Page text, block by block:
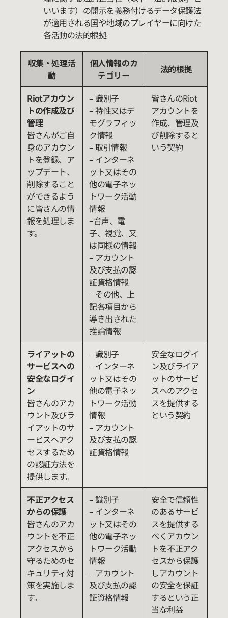
いいます）の開示を義務付けるデータ保護法
が適用される国や地域のプレイヤーに向けた
各活動の法的根拠
収集・処理活
動
個人情報のカ
テゴリー
法的根拠
Riotアカウン
トの作成及び
管理
皆さんがご自
身のアカウン
トを登録、ア
ップデート、
削除すること
ができるよう
に皆さんの情
報を処理しま
す。
– 識別子
– 特性又はデ
モグラフィッ
ク情報
– 取引情報
– インターネ
ット又はその
他の電子ネッ
トワーク活動
情報
–音声、電
子、視覚、又
は同様の情報
– アカウント
及び支払の認
証資格情報
– その他、上
記各項目から
導き出された
推論情報
皆さんのRiot
アカウントを
作成、管理及
び削除すると
いう契約
ライアットの
サービスへの
安全なログイ
ン
皆さんのアカ
ウント及びラ
イアットのサ
ービスへアク
セスするため
の認証方法を
提供します。
– 識別子
– インターネ
ット又はその
他の電子ネッ
トワーク活動
情報
– アカウント
及び支払の認
証資格情報
安全なログイ
ン及びライア
ットのサービ
スへのアクセ
スを提供する
という契約
不正アクセス
からの保護
皆さんのアカ
ウントを不正
アクセスから
守るためのセ
キュリティ対
策を実施しま
す。
– 識別子
– インターネ
ット又はその
他の電子ネッ
トワーク活動
情報
– アカウント
及び支払の認
証資格情報
安全で信頼性
のあるサービ
スを提供する
べくアカウン
トを不正アク
セスから保護
しアカウント
の安全を保証
するという正
当な利益